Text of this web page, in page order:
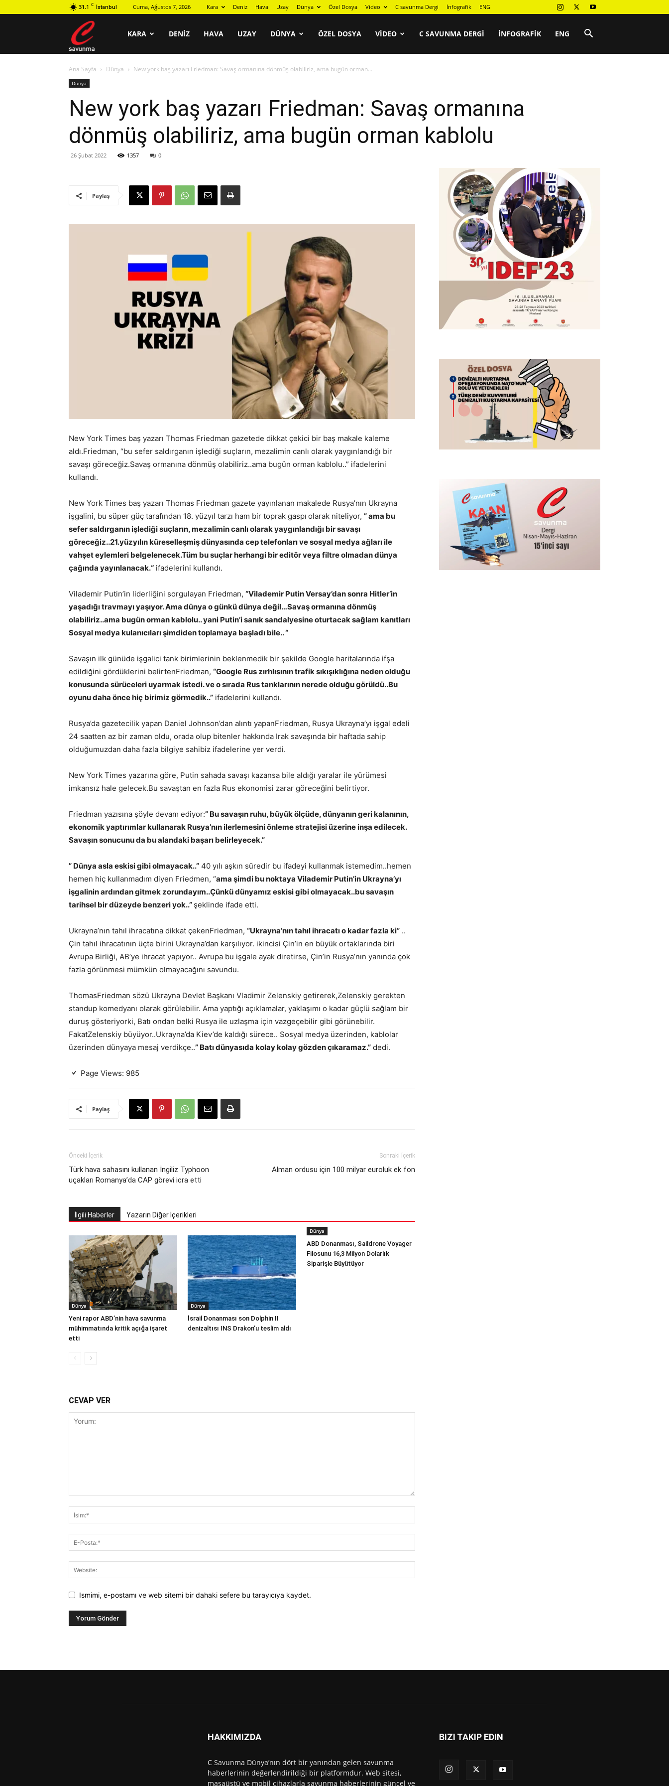
31.1 C İstanbul Cuma, Ağustos 7, 2026 Kara Deniz Hava Uzay Dünya Özel Dosya Video C savunma Dergi İnfografik ENG
savunma
KARA DENIZ HAVA UZAY DÜNYA ÖZEL DOSYA VIDEO C SAVUNMA DERGI İNFOGRAFIK ENG
Ana Sayfa Dünya New york baş yazarı Friedman: Savaş ormanına dönmüş olabiliriz, ama bugün orman...
Dünya
New york baş yazarı Friedman: Savaş ormanına
dönmüş olabiliriz, ama bugün orman kablolu
26 Şubat 2022 1357 0
Paylaş
New York Times baş yazarı Thomas Friedman gazetede dikkat çekici bir baş makale kaleme
aldı.Friedman, “bu sefer saldırganın işlediği suçların, mezalimin canlı olarak yaygınlandığı bir
savaşı göreceğiz.Savaş ormanına dönmüş olabiliriz..ama bugün orman kablolu..” ifadelerini
kullandı.
New York Times baş yazarı Thomas Friedman gazete yayınlanan makalede Rusya’nın Ukrayna
işgalini, bu süper güç tarafından 18. yüzyıl tarzı ham bir toprak gaspı olarak niteliyor, ” ama bu
sefer saldırganın işlediği suçların, mezalimin canlı olarak yaygınlandığı bir savaşı
göreceğiz..21.yüzyılın küreselleşmiş dünyasında cep telefonları ve sosyal medya ağları ile
vahşet eylemleri belgelenecek.Tüm bu suçlar herhangi bir editör veya filtre olmadan dünya
çağında yayınlanacak.“ ifadelerini kullandı.
Vilademir Putin’in liderliğini sorgulayan Friedman, “Vilademir Putin Versay’dan sonra Hitler’in
yaşadığı travmayı yaşıyor. Ama dünya o günkü dünya değil…Savaş ormanına dönmüş
olabiliriz..ama bugün orman kablolu.. yani Putin’i sanık sandalyesine oturtacak sağlam kanıtları
Sosyal medya kulanıcıları şimdiden toplamaya başladı bile.. “
Savaşın ilk günüde işgalici tank birimlerinin beklenmedik bir şekilde Google haritalarında ifşa
edildiğini gördüklerini belirtenFriedman, “Google Rus zırhlısının trafik sıkışıklığına neden olduğu
konusunda sürüceleri uyarmak istedi. ve o sırada Rus tanklarının nerede olduğu görüldü..Bu
oyunu daha önce hiç birimiz görmedik..” ifadelerini kullandı.
Rusya’da gazetecilik yapan Daniel Johnson’dan alıntı yapanFriedman, Rusya Ukrayna’yı işgal edeli
24 saatten az bir zaman oldu, orada olup bitenler hakkında Irak savaşında bir haftada sahip
olduğumuzdan daha fazla bilgiye sahibiz ifadelerine yer verdi.
New York Times yazarına göre, Putin sahada savaşı kazansa bile aldığı yaralar ile yürümesi
imkansız hale gelecek.Bu savaştan en fazla Rus ekonomisi zarar göreceğini belirtiyor.
Friedman yazısına şöyle devam ediyor:” Bu savaşın ruhu, büyük ölçüde, dünyanın geri kalanının,
ekonomik yaptırımlar kullanarak Rusya’nın ilerlemesini önleme stratejisi üzerine inşa edilecek.
Savaşın sonucunu da bu alandaki başarı belirleyecek.”
” Dünya asla eskisi gibi olmayacak..” 40 yılı aşkın süredir bu ifadeyi kullanmak istemedim..hemen
hemen hiç kullanmadım diyen Friedmen, “ama şimdi bu noktaya Vilademir Putin’in Ukrayna’yı
işgalinin ardından gitmek zorundayım..Çünkü dünyamız eskisi gibi olmayacak..bu savaşın
tarihsel bir düzeyde benzeri yok..” şeklinde ifade etti.
Ukrayna’nın tahıl ihracatına dikkat çekenFriedman, “Ukrayna’nın tahıl ihracatı o kadar fazla ki” ..
Çin tahıl ihracatının üçte birini Ukrayna’dan karşılıyor. ikincisi Çin’in en büyük ortaklarında biri
Avrupa Birliği, AB’ye ihracat yapıyor.. Avrupa bu işgale ayak diretirse, Çin’in Rusya’nın yanında çok
fazla görünmesi mümkün olmayacağını savundu.
ThomasFriedman sözü Ukrayna Devlet Başkanı Vladimir Zelenskiy getirerek,Zelenskiy gerekten
standup komedyanı olarak görülebilir. Ama yaptığı açıklamalar, yaklaşımı o kadar güçlü sağlam bir
duruş gösteriyorki, Batı ondan belki Rusya ile uzlaşma için vazgeçebilir gibi görünebilir.
FakatZelenskiy büyüyor..Ukrayna’da Kiev’de kaldığı sürece.. Sosyal medya üzerinden, kablolar
üzerinden dünyaya mesaj verdikçe..” Batı dünyasıda kolay kolay gözden çıkaramaz.” dedi.
Page Views: 985
Paylaş
Önceki İçerik
Türk hava sahasını kullanan İngiliz Typhoon
uçakları Romanya’da CAP görevi icra etti
Sonraki İçerik
Alman ordusu için 100 milyar euroluk ek fon
İlgili Haberler Yazarın Diğer İçerikleri
Dünya
Yeni rapor ABD’nin hava savunma
mühimmatında kritik açığa işaret
etti
Dünya
İsrail Donanması son Dolphin II
denizaltısı INS Drakon’u teslim aldı
Dünya
ABD Donanması, Saildrone Voyager
Filosunu 16,3 Milyon Dolarlık
Siparişle Büyütüyor
CEVAP VER
Ismimi, e-postamı ve web sitemi bir dahaki sefere bu tarayıcıya kaydet.
HAKKIMIZDA
C Savunma Dünya’nın dört bir yanından gelen savunma
haberlerinin değerlendirildiği bir platformdur. Web sitesi,
masaüstü ve mobil cihazlarla savunma haberlerinin güncel ve
BIZI TAKIP EDIN